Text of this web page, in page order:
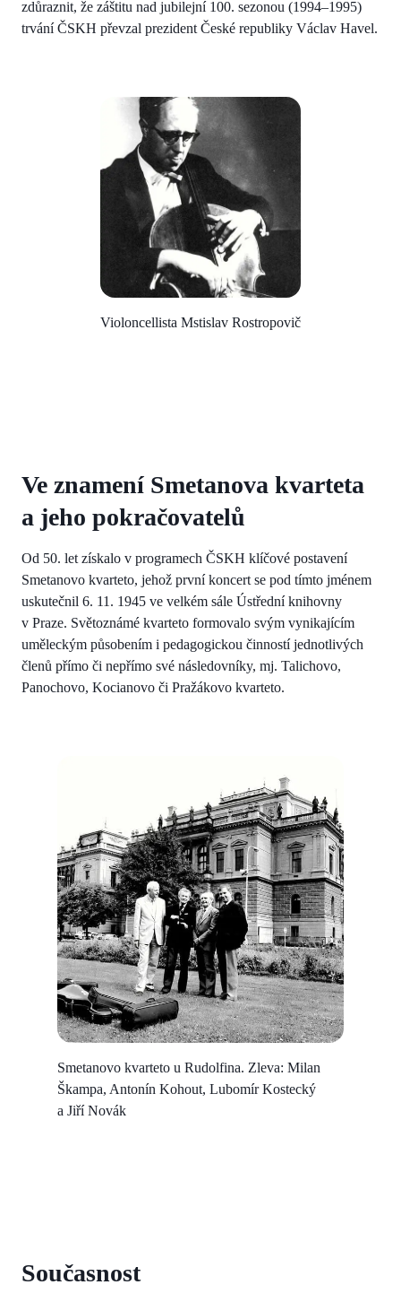
zdůraznit, že záštitu nad jubilejní 100. sezonou (1994–1995)
trvání ČSKH převzal prezident České republiky Václav Havel.
Violoncellista Mstislav Rostropovič
Ve znamení Smetanova kvarteta
a jeho pokračovatelů
Od 50. let získalo v programech ČSKH klíčové postavení
Smetanovo kvarteto, jehož první koncert se pod tímto jménem
uskutečnil 6. 11. 1945 ve velkém sále Ústřední knihovny
v Praze. Světoznámé kvarteto formovalo svým vynikajícím
uměleckým působením i pedagogickou činností jednotlivých
členů přímo či nepřímo své následovníky, mj. Talichovo,
Panochovo, Kocianovo či Pražákovo kvarteto.
Smetanovo kvarteto u Rudolfina. Zleva: Milan
Škampa, Antonín Kohout, Lubomír Kostecký
a Jiří Novák
Současnost